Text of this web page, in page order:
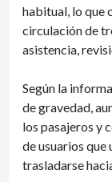
habitual, lo que
circulación de
asistencia,
Según la
de gravedad,
los pasajeros y
de usuarios
trasladarse